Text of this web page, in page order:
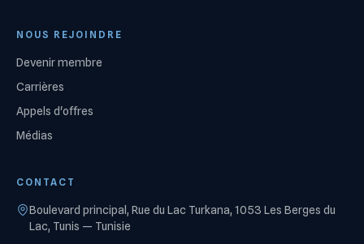
NOUS REJOINDRE
Devenir membre
Carrières
Appels d'offres
Médias
CONTACT
Boulevard principal, Rue du Lac Turkana, 1053 Les Berges du
Lac, Tunis — Tunisie